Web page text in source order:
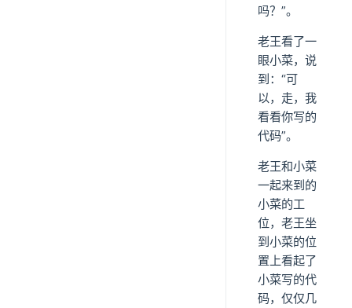
吗？”。
老王看了一
眼小菜，说
到：“可
以，走，我
看看你写的
代码”。
老王和小菜
一起来到的
小菜的工
位，老王坐
到小菜的位
置上看起了
小菜写的代
码，仅仅几